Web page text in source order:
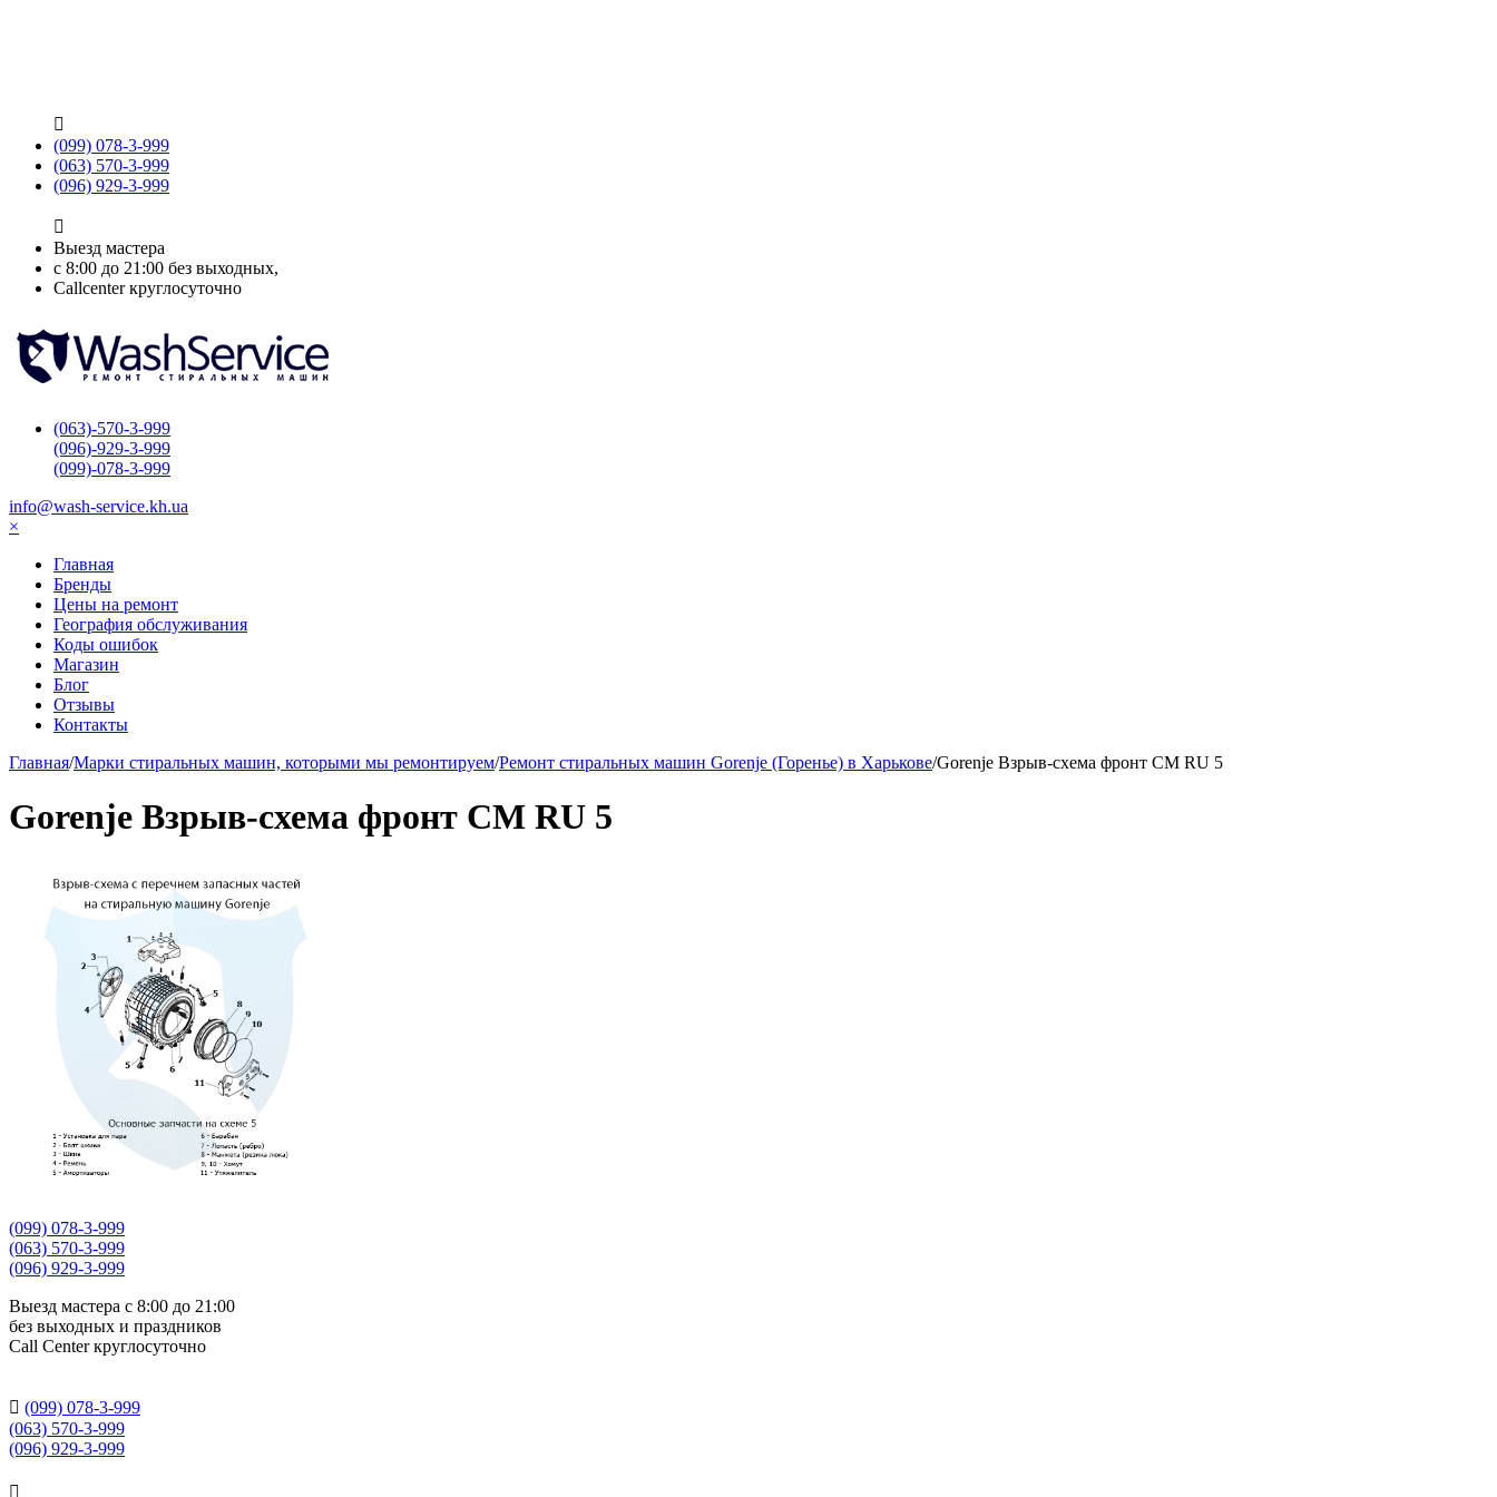

(099) 078-3-999
(063) 570-3-999
(096) 929-3-999

Выезд мастера
с 8:00 до 21:00 без выходных,
Callcenter круглосуточно
(063)-570-3-999
(096)-929-3-999
(099)-078-3-999
info@wash-service.kh.ua
×
Главная
Бренды
Цены на ремонт
География обслуживания
Коды ошибок
Магазин
Блог
Отзывы
Контакты
Главная/Марки стиральных машин, которыми мы ремонтируем/Ремонт стиральных машин Gorenje (Горенье) в Харькове/Gorenje Взрыв-схема фронт СМ RU 5
Gorenje Взрыв-схема фронт СМ RU 5
(099) 078-3-999
(063) 570-3-999
(096) 929-3-999
Выезд мастера с 8:00 до 21:00
без выходных и праздников
Сall Сenter круглосуточно
 (099) 078-3-999
(063) 570-3-999
(096) 929-3-999
